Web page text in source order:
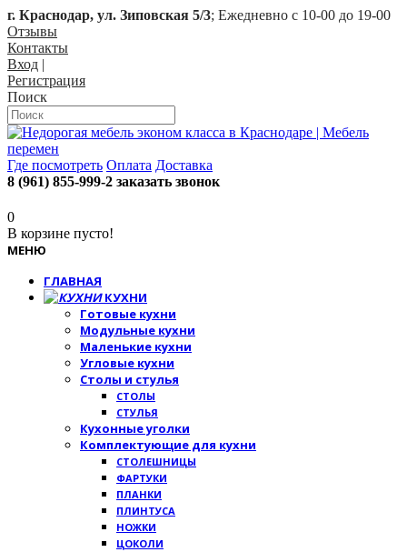
г. Краснодар, ул. Зиповская 5/3; Ежедневно с 10-00 до 19-00
Отзывы
Контакты
Вход |
Регистрация
Поиск
Где посмотреть Оплата Доставка
8 (961) 855-999-2 заказать звонок
0
В корзине пусто!
МЕНЮ
ГЛАВНАЯ
КУХНИ
Готовые кухни
Модульные кухни
Маленькие кухни
Угловые кухни
Столы и стулья
СТОЛЫ
СТУЛЬЯ
Кухонные уголки
Комплектующие для кухни
СТОЛЕШНИЦЫ
ФАРТУКИ
ПЛАНКИ
ПЛИНТУСА
НОЖКИ
ЦОКОЛИ